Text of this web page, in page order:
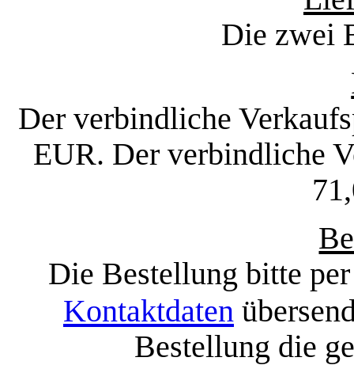
Die zwei
Der verbindliche
EUR. Der verbindliche
Die Bestellung bitte
Kontaktdaten
Bestellung die